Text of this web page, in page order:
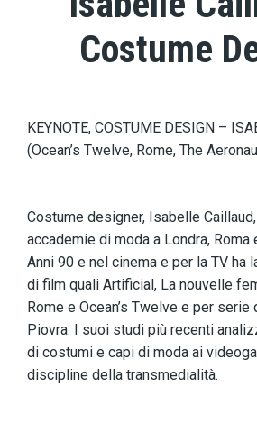
Costume
KEYNOTE, COSTUME DESIGN –
(Ocean’s Twelve, Rome, The
Costume designer, Isabelle
accademie di moda a Londra,
Anni 90 e nel cinema e per la TV ha
di film quali Artificial, La nouvelle
Rome e Ocean’s Twelve e per serie
Piovra. I suoi studi più recenti
di costumi e capi di moda ai
discipline della transmedialità.